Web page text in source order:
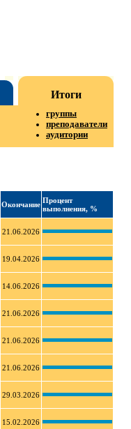
Итоги
группы
преподаватели
аудитории
Окончание Процент
выполнения, %
21.06.2026
19.04.2026
14.06.2026
21.06.2026
21.06.2026
21.06.2026
29.03.2026
15.02.2026